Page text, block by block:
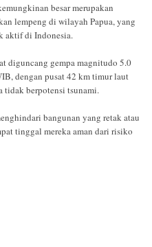
besar merupakan
lempeng di wilayah Papua, yang
aktif di Indonesia.
diguncang gempa magnitudo 5.0
dengan pusat 42 km timur laut
tidak berpotensi tsunami.
bangunan yang retak atau
tinggal mereka aman dari risiko